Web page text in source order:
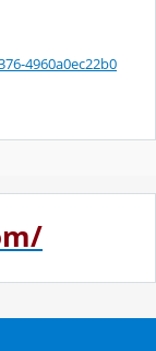
4960a0ec22b0